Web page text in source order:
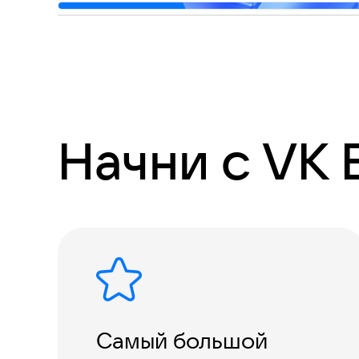
Начни с VK
Самый большой